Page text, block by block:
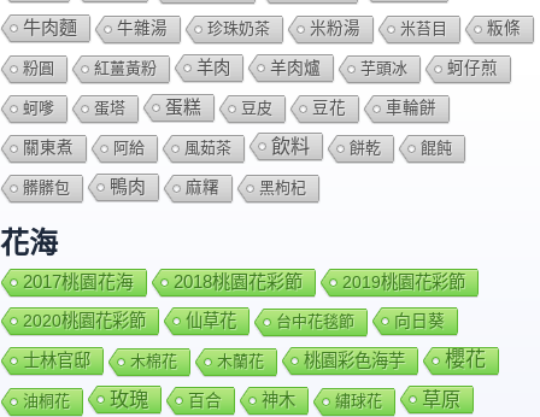
牛肉麵 牛雜湯 珍珠奶茶 米粉湯 米苔目 粄條
粉圓 紅薑黃粉 羊肉 羊肉爐 芋頭冰 蚵仔煎
蚵嗲 蛋塔 蛋糕 豆皮 豆花 車輪餅
關東煮 阿給 風茹茶 飲料 餅乾 餛飩
髒髒包 鴨肉 麻糬 黑枸杞
花海
2017桃園花海 2018桃園花彩節
2019桃園花彩節
2020桃園花彩節
仙草花 台中花毯節 向日葵
士林官邸 木棉花 木蘭花 桃園彩色海芋 櫻花
油桐花 玫瑰 百合 神木 繡球花 草原